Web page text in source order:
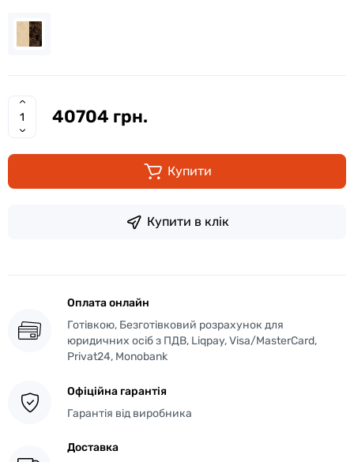
40704 грн.
Купити
Купити в клік
Оплата онлайн
Готівкою, Безготівковий розрахунок для
юридичних осіб з ПДВ, Liqpay, Visa/MasterCard,
Privat24, Monobank
Офіційна гарантія
Гарантія від виробника
Доставка